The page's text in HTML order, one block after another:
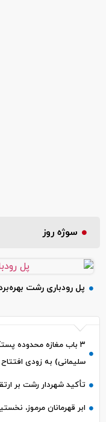
سوژه روز
پل رودباری رشت
سلیمانی) به زودی
تأکید شهردار رشت بر
ابر قهرمانان مرموز،